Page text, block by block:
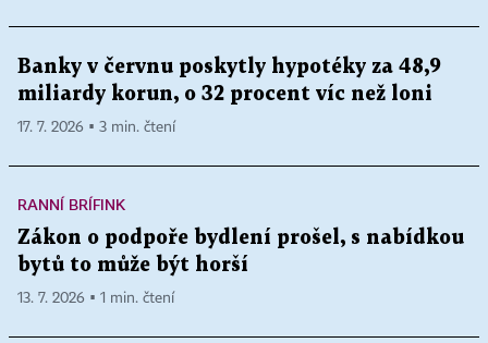
Banky v červnu poskytly hypotéky za 48,9
miliardy korun, o 32 procent víc než loni
17. 7. 2026 ▪ 3 min. čtení
RANNÍ BRÍFINK
Zákon o podpoře bydlení prošel, s nabídkou
bytů to může být horší
13. 7. 2026 ▪ 1 min. čtení